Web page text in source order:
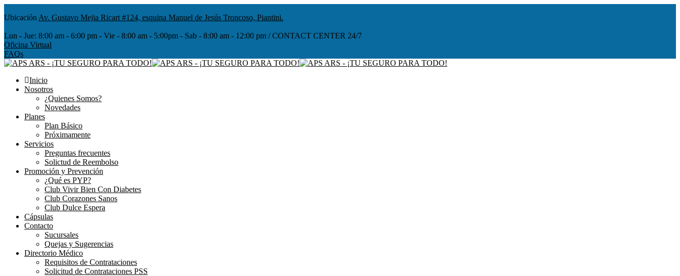
Ubicación Av. Gustavo Mejia Ricart #124, esquina Manuel de Jesús Troncoso, Piantini.
Lun - Jue: 8:00 am - 6:00 pm - Vie - 8:00 am - 5:00pm - Sab - 8:00 am - 12:00 pm / CONTACT CENTER 24/7
Oficina Virtual
FAQs
Inicio
Nosotros
¿Quienes Somos?
Novedades
Planes
Plan Básico
Próximamente
Servicios
Preguntas frecuentes
Solictud de Reembolso
Promoción y Prevención
¿Qué es PYP?
Club Vivir Bien Con Diabetes
Club Corazones Sanos
Club Dulce Espera
Cápsulas
Contacto
Sucursales
Quejas y Sugerencias
Directorio Médico
Requisitos de Contrataciones
Solicitud de Contrataciones PSS